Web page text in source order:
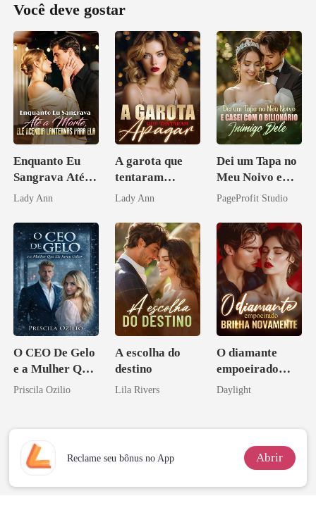
Você deve gostar
Enquanto Eu
Sangrava Até a
Morte, Ele
Lanternas Para
Ela
Lady Ann
A garota que
tentaram
apagar
Lady Ann
Dei um Tapa no
Meu Noivo e
Casei com o
Inimigo Dele
PageProfit Studio
O CEO De Gelo
e a Mulher Que
Ele Jurou Odiar
Priscila Ozilio
A escolha do
destino
Lila Rivers
O diamante
empoeirado
brilha
Daylight
Reclame seu bônus no App Abrir